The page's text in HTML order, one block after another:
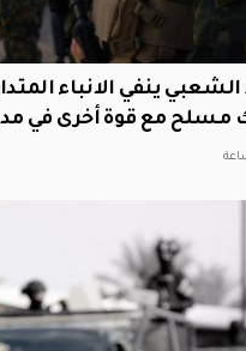
ينفي الانباء
مسلح مع قوة أخرى في